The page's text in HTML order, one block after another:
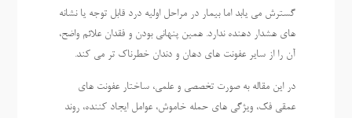
گسترش می یابد اما بیمار در مراحل اولیه درد قابل توجه یا نشانه
های هشدار دهنده ندارد. همین پنهانی بودن و فقدان علائم واضح،
آن را از سایر عفونت های دهان و دندان خطرناک تر می کند.
در این مقاله به صورت تخصصی و علمی، ساختار عفونت های
عمقی فک، ویژگی های حمله خاموش، عوامل ایجاد کننده، روند